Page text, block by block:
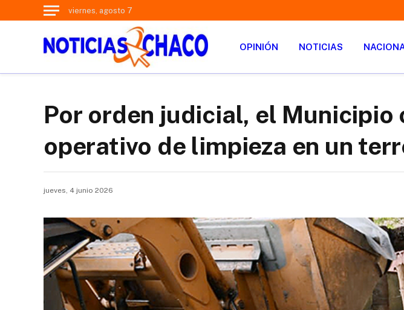
viernes, agosto 7
OPINIÓN NOTICIAS
Por orden judicial, el
operativo de limpieza en un
jueves, 4 junio 2026